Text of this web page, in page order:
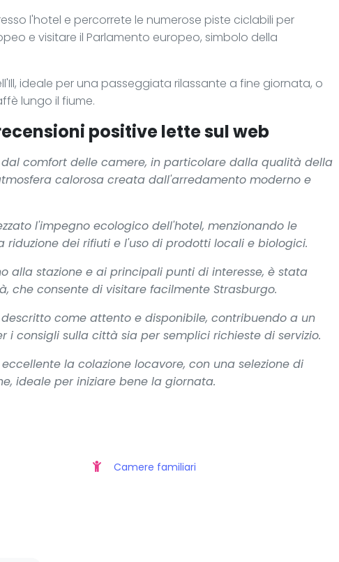
l'hotel e percorrete le numerose piste ciclabili per
e visitare il Parlamento europeo, simbolo della
ideale per una passeggiata rilassante a fine giornata, o
lungo il fiume.
positive lette sul web
comfort delle camere, in particolare dalla qualità della
calorosa creata dall'arredamento moderno e
l'impegno ecologico dell'hotel, menzionando le
riduzione dei rifiuti e l'uso di prodotti locali e biologici.
alla stazione e ai principali punti di interesse, è stata
che consente di visitare facilmente Strasburgo.
come attento e disponibile, contribuendo a un
i consigli sulla città sia per semplici richieste di servizio.
la colazione locavore, con una selezione di
ideale per iniziare bene la giornata.
Camere familiari